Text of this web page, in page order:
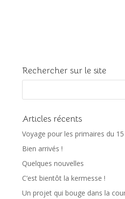
Rechercher sur le site
Articles récents
Voyage pour les primaires du
Bien arrivés !
Quelques nouvelles
C’est bientôt la kermesse !
Un projet qui bouge dans la